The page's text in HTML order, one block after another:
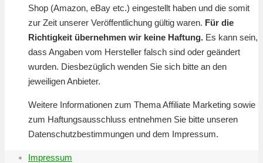
Shop (Amazon, eBay etc.) eingestellt haben und die somit
zur Zeit unserer Veröffentlichung gültig waren. Für die
Richtigkeit übernehmen wir keine Haftung. Es kann sein,
dass Angaben vom Hersteller falsch sind oder geändert
wurden. Diesbezüglich wenden Sie sich bitte an den
jeweiligen Anbieter.
Weitere Informationen zum Thema Affiliate Marketing sowie
zum Haftungsausschluss entnehmen Sie bitte unseren
Datenschutzbestimmungen und dem Impressum.
Impressum